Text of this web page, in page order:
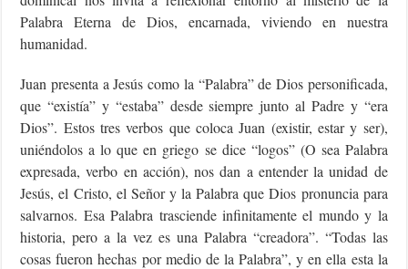
Palabra Eterna de Dios, encarnada, viviendo en nuestra
humanidad.
Juan presenta a Jesús como la “Palabra” de Dios personificada,
que “existía” y “estaba” desde siempre junto al Padre y “era
Dios”. Estos tres verbos que coloca Juan (existir, estar y ser),
uniéndolos a lo que en griego se dice “logos” (O sea Palabra
expresada, verbo en acción), nos dan a entender la unidad de
Jesús, el Cristo, el Señor y la Palabra que Dios pronuncia para
salvarnos. Esa Palabra trasciende infinitamente el mundo y la
historia, pero a la vez es una Palabra “creadora”. “Todas las
cosas fueron hechas por medio de la Palabra”, y en ella esta la